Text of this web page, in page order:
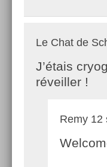
Le Chat de
J’étais
réveiller !
Remy 12